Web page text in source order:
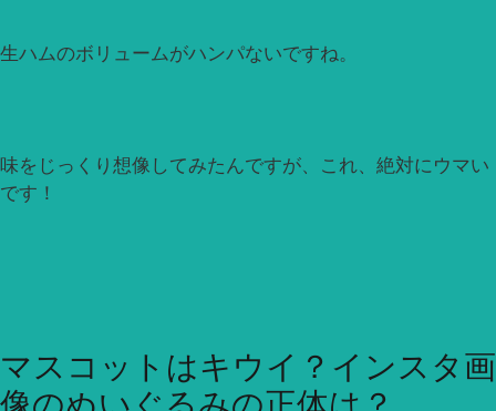
生ハムのボリュームがハンパないですね。
味をじっくり想像してみたんですが、これ、絶対にウマい
です！
マスコットはキウイ？インスタ画